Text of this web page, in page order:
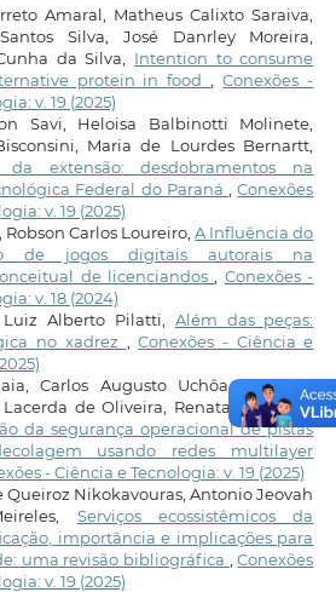
Amaral, Matheus Calixto Saraiva,
Silva, José Danrley Moreira,
da Silva, Intention to consume
protein in food
,Conexões -
v. 19 (2025)
Savi, Heloisa Balbinotti Molinete,
Maria de Lourdes Bernartt,
da extensão: desdobramentos na
Federal do Paraná
,Conexões
v. 19 (2025)
Carlos Loureiro,A Influência do
de jogos digitais autorais na
de licenciandos
Conexões -
v. 18 (2024)
Luiz Alberto Pilatti, Além das peças:
no xadrez
,Conexões - Ciência e
Carlos Augusto Uchôa da Silva,
de Oliveira, Renata de Souza
da segurança operacional de pistas
usando redes multilayer
- Ciência e Tecnologia: v. 19 (2025)
Queiroz Nikokavouras, Antonio Jeovah
Serviços ecossistêmicos da
importância e implicações para
uma revisão bibliográfica
,Conexões
v. 19 (2025)